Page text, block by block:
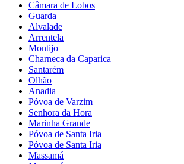
Câmara de Lobos
Guarda
Alvalade
Arrentela
Montijo
Charneca da Caparica
Santarém
Olhão
Anadia
Póvoa de Varzim
Senhora da Hora
Marinha Grande
Póvoa de Santa Iria
Póvoa de Santa Iria
Massamá